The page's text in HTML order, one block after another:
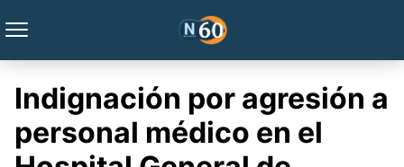
Indignación por agresión a
personal médico en el